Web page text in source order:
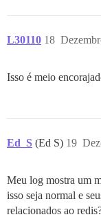
L30110 18
Isso é meio
Ed_S (Ed S) 19
Meu log mostra um
isso seja normal e
relacionados ao